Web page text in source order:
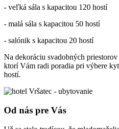
- veľká sála s kapacitou 120 hostí
- malá sála s kapacitou 50 hostí
- salónik s kapacitou 20 hostí
Na dekoráciu svadobných
ktorí Vám radi poradia pri výbere
hostí.
Od nás pre Vás